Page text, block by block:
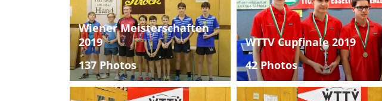
Wiener Meisterschaften
2019
137 Photos
WTTV Cupfinale 2019
42 Photos